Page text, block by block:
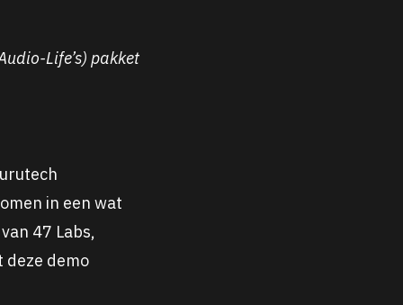
Life’s) pakket
in een wat
47 Labs,
deze demo